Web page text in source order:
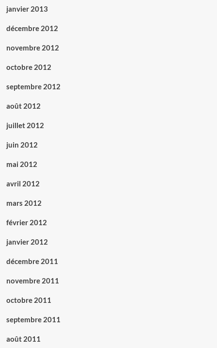
janvier 2013
décembre 2012
novembre 2012
octobre 2012
septembre 2012
août 2012
juillet 2012
juin 2012
mai 2012
avril 2012
mars 2012
février 2012
janvier 2012
décembre 2011
novembre 2011
octobre 2011
septembre 2011
août 2011